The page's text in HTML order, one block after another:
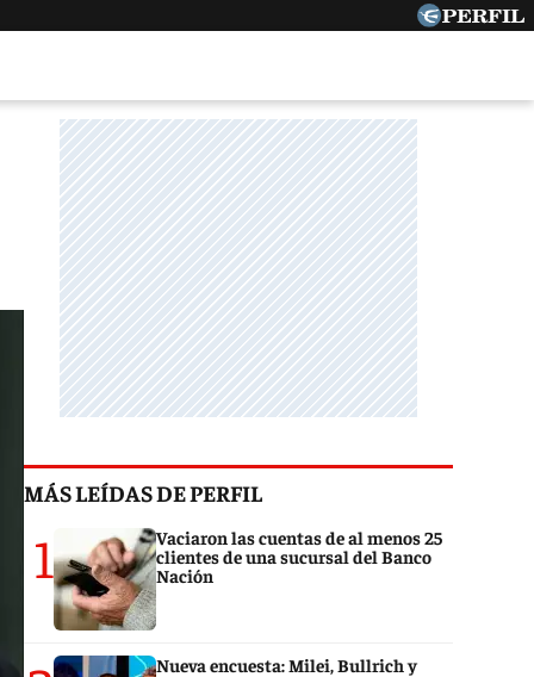
MÁS LEÍDAS DE PERFIL
1
Vaciaron las cuentas de al menos 25
clientes de una sucursal del Banco
Nación
Nueva encuesta: Milei, Bullrich y